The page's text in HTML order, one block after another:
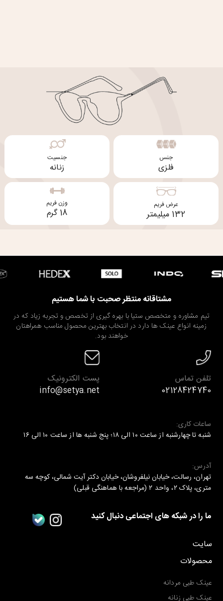
جنس
فلزی
جنسیت
زنانه
عرض فریم
132 میلیمتر
وزن فریم
18 گرم
مشتاقانه منتظر صحبت با شما هستیم
تیم مشاوره و متخصص ستیا با بهره گیری از تخصص و تجربه زیاد که در
زمینه انواع عینک ها دارد در انتخاب بهترین محصول مناسب همراهتان
خواهند بود.
تلفن تماس
02128424740
پست الکترونیک
info@setya.net
ساعات کاری:
شنبه تا چهارشنبه از ساعت ۱۰ الی ۱۸؛ پنج شنبه ها از ساعت ۱۰ الی ۱۶
آدرس:
تهران، رسالت، خیابان نیلفروشان، خیابان دکتر آیت شمالی، کوچه سه
متری، پلاک ۲، واحد ۲ (مراجعه با هماهنگی قبلی)
ما را در شبکه های اجتماعی دنبال کنید
سایت
محصولات
عینک طبی مردانه